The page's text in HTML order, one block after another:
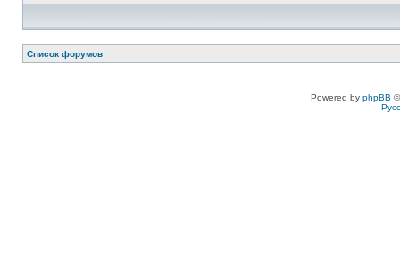
Список форумов
Powered by phpBB